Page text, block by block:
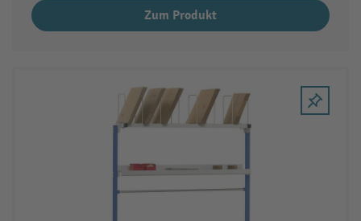
Zum Produkt